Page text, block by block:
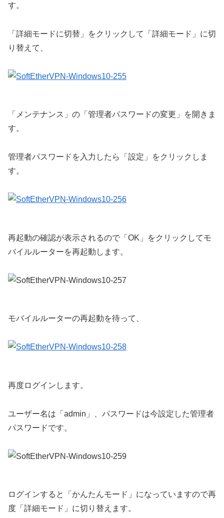
す。
「詳細モードに切替」をクリックして「詳細モード」に切
り替えて、
「メンテナンス」の「管理者パスワードの変更」を開きま
す。
管理者パスワードを入力したら「設定」をクリックしま
す。
再起動の確認が表示されるので「OK」をクリックしてモ
バイルルーターを再起動します。
モバイルルーターの再起動を待って、
再度ログインします。
ユーザー名は「admin」、パスワードは今設定した管理者
パスワードです。
ログインすると「かんたんモード」になっていますので再
度「詳細モード」に切り替えます。